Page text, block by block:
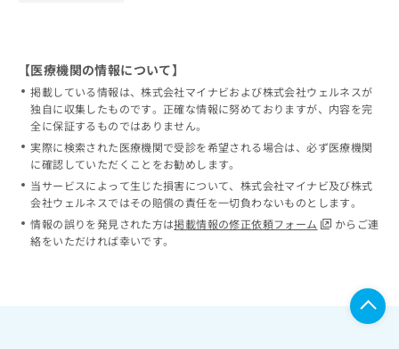
【医療機関の情報について】
掲載している情報は、株式会社マイナビおよび株式会社ウェルネスが
独自に収集したものです。正確な情報に努めておりますが、内容を完
全に保証するものではありません。
実際に検索された医療機関で受診を希望される場合は、必ず医療機関
に確認していただくことをお勧めします。
当サービスによって生じた損害について、株式会社マイナビ及び株式
会社ウェルネスではその賠償の責任を一切負わないものとします。
情報の誤りを発見された方は掲載情報の修正依頼フォーム
からご連
絡をいただければ幸いです。